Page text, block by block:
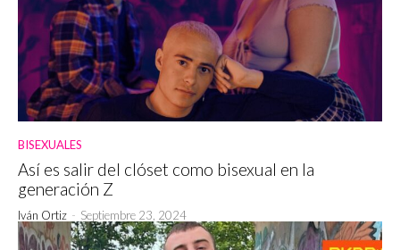
BISEXUALES
Así es salir del clóset como bisexual en la
generación Z
Iván Ortiz - Septiembre 23, 2024